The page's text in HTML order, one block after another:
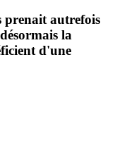
prenait autrefois
la
d'une